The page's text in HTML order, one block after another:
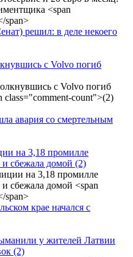
решил: в деле некоего
с Volvo погиб
авария со смертельным
на 3,18 промилле
сбежала домой (2)
крае начался с
у жителей Латвии
(2)